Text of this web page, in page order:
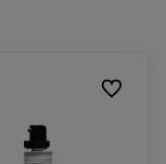
Do
Do